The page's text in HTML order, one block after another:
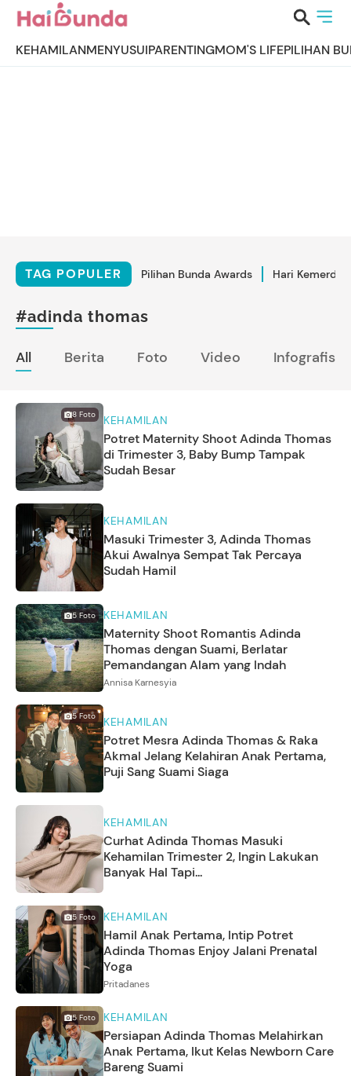
KEHAMILANMENYUSUIPARENTINGMOM'S LIFEPILIHAN
TAG POPULER Pilihan Bunda Awards Hari
#adinda thomas
All Berita Foto Video Infografis
8 Foto KEHAMILAN
Potret Maternity Shoot Adinda Thomas
di Trimester 3, Baby Bump Tampak
Sudah Besar
KEHAMILAN
Masuki Trimester 3, Adinda Thomas
Akui Awalnya Sempat Tak Percaya
Sudah Hamil
5 Foto KEHAMILAN
Maternity Shoot Romantis Adinda
Thomas dengan Suami, Berlatar
Pemandangan Alam yang Indah
Annisa Karnesyia
5Foto KEHAMILAN
Potret Mesra Adinda Thomas & Raka
Akmal Jelang Kelahiran Anak Pertama,
Puji Sang Suami Siaga
KEHAMILAN
Curhat Adinda Thomas Masuki
Kehamilan Trimester 2, Ingin Lakukan
Banyak Hal Tapi...
5 Foto KEHAMILAN
Hamil Anak Pertama, Intip Potret
Adinda Thomas Enjoy Jalani Prenatal
Yoga
Pritadanes
5Foto KEHAMILAN
Persiapan Adinda Thomas Melahirkan
Anak Pertama, Ikut Kelas Newborn Care
Bareng Suami